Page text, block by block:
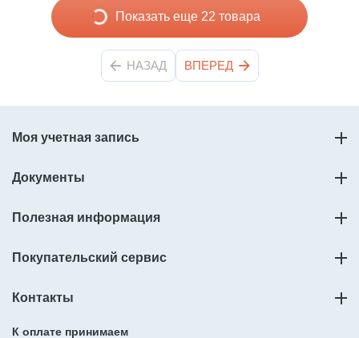
Показать еще 22 товара
НАЗАД ВПЕРЕД
Моя учетная запись
Документы
Полезная информация
Покупательский сервис
Контакты
К оплате принимаем